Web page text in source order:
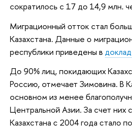
сократилось с 17 до 14,9 млн.
Миграционный отток стал
Казахстана. Данные о
республики приведены в
До 90% лиц, покидающих
Россию, отмечает Зимовина. В
основном из менее
Центральной Азии. За счет них
Казахстана с 2004 года стало